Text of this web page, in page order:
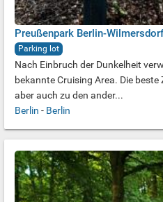
Preußenpark Berlin-Wilmersdorf
Parking lot
Nach Einbruch der Dunkelheit
bekannte Cruising Area. Die
aber auch zu den ander...
Berlin - Berlin